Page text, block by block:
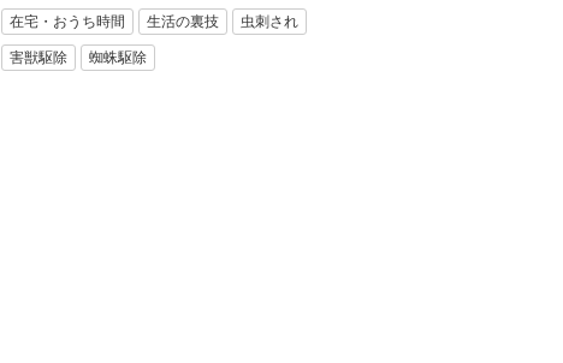
在宅・おうち時間 生活の裏技 虫刺され
害獣駆除 蜘蛛駆除